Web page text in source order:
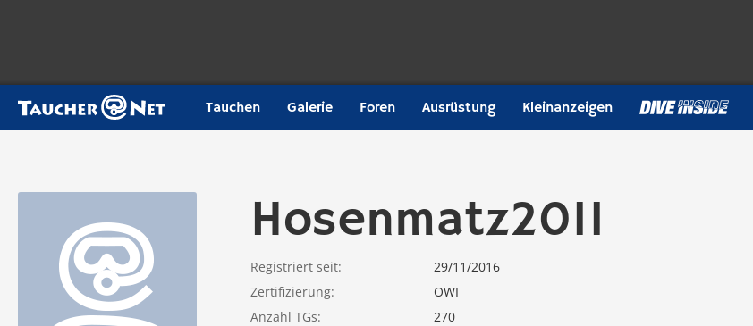
Tauchen Galerie Foren Ausrüstung Kleinanzeigen
Hosenmatz2011
Registriert seit
29/11/2016
Zertifizierung
OWI
Anzahl TGs
270